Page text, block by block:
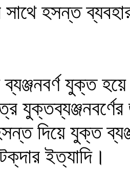
সাথে হসন্ত
যুক্ত
দিয়ে যুক্ত
ইত্যাদি।